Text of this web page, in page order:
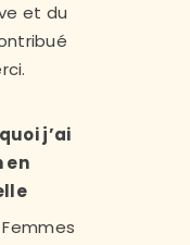
et du
j’ai
en